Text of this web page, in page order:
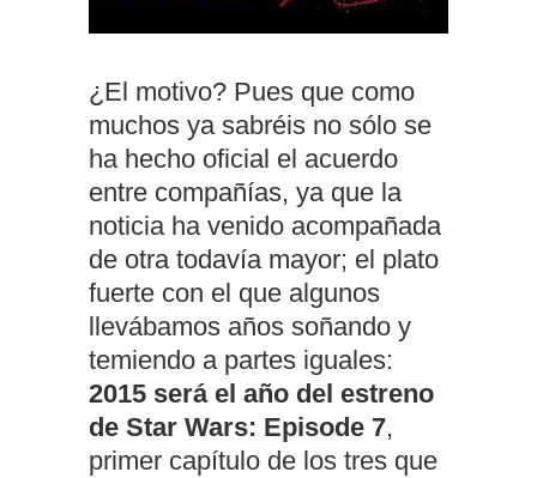
¿El motivo? Pues que como
muchos ya sabréis no sólo se
ha hecho oficial el acuerdo
entre compañías, ya que la
noticia ha venido acompañada
de otra todavía mayor; el plato
fuerte con el que algunos
llevábamos años soñando y
temiendo a partes iguales:
2015 será el año del estreno
de Star Wars: Episode 7,
primer capítulo de los tres que